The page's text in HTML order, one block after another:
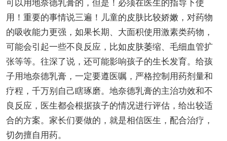
可以用地奈德乳膏的，但是！必须在医生的指导下使
用！重要的事情说三遍！儿童的皮肤比较娇嫩，对药物
的吸收能力更强，如果长期、大面积使用激素类药物，
可能会引起一些不良反应，比如皮肤萎缩、毛细血管扩
张等等。往深了说，还可能影响孩子的生长发育。给孩
子用地奈德乳膏，一定要遵医嘱，严格控制用药剂量和
疗程，千万别自己瞎琢磨。地奈德乳膏的主治功效和不
良反应，医生都会根据孩子的情况进行评估，给出较适
合的方案。家长们要做的，就是相信医生，配合治疗，
切勿擅自用药。